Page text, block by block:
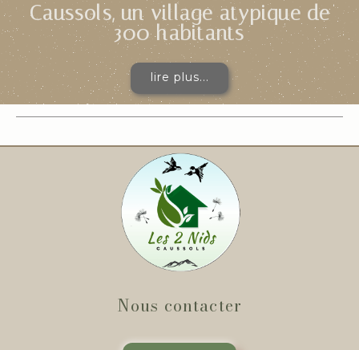
Caussols, un village atypique de
300 habitants
lire plus...
Nous contacter